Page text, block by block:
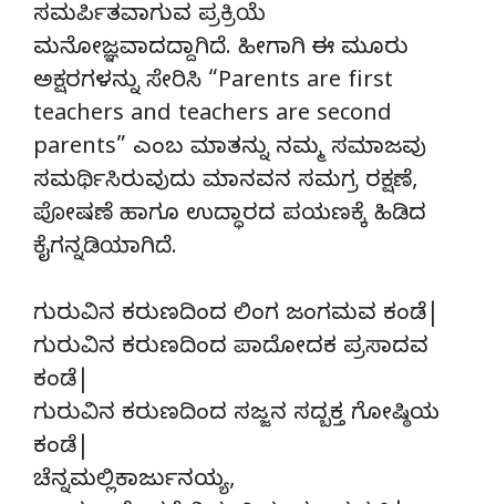
‌ಸಮರ್ಪಿತವಾಗುವ ಪ್ರಕ್ರಿಯೆ
ಮನೋಜ್ಞವಾದದ್ದಾಗಿದೆ. ಹೀಗಾಗಿ ಈ ಮೂರು
ಅಕ್ಷರಗಳನ್ನು ಸೇರಿಸಿ “Parents are first
teachers and teachers are second
parents” ಎಂಬ ಮಾತನ್ನು ನಮ್ಮ ಸಮಾಜವು
ಸಮರ್ಥಿಸಿರುವುದು ಮಾನವನ ಸಮಗ್ರ ರಕ್ಷಣೆ,
ಪೋಷಣೆ ಹಾಗೂ ಉದ್ಧಾರದ ಪಯಣಕ್ಕೆ ಹಿಡಿದ
ಕೈಗನ್ನಡಿಯಾಗಿದೆ.
ಗುರುವಿನ ಕರುಣದಿಂದ ಲಿಂಗ ಜಂಗಮವ ಕಂಡೆ|
ಗುರುವಿನ ಕರುಣದಿಂದ ಪಾದೋದಕ ಪ್ರಸಾದವ
ಕಂಡೆ|
ಗುರುವಿನ ಕರುಣದಿಂದ ಸಜ್ಜನ ಸದ್ಬಕ್ತ ಗೋಷ್ಠಿಯ
ಕಂಡೆ|
ಚೆನ್ನಮಲ್ಲಿಕಾರ್ಜುನಯ್ಯ,